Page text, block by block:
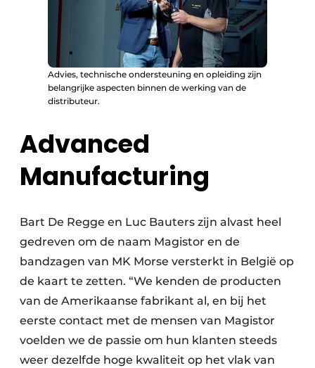
Advies, technische ondersteuning en opleiding zijn
belangrijke aspecten binnen de werking van de
distributeur.
Advanced
Manufacturing
Bart De Regge en Luc Bauters zijn alvast heel
gedreven om de naam Magistor en de
bandzagen van MK Morse versterkt in België op
de kaart te zetten. “We kenden de producten
van de Amerikaanse fabrikant al, en bij het
eerste contact met de mensen van Magistor
voelden we de passie om hun klanten steeds
weer dezelfde hoge kwaliteit op het vlak van